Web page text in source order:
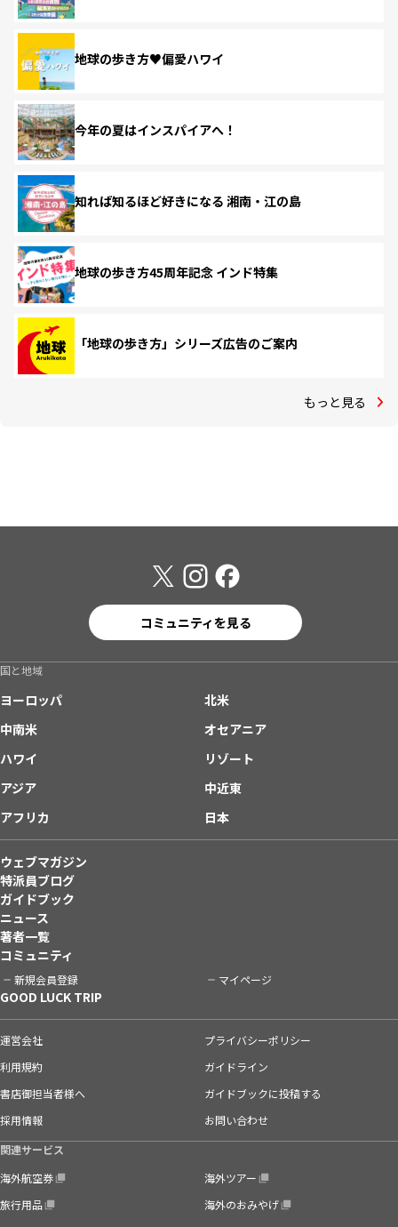
地球の歩き方♥偏愛ハワイ
今年の夏はインスパイアへ！
知れば知るほど好きになる 湘南・江の島
地球の歩き方45周年記念 インド特集
「地球の歩き方」シリーズ広告のご案内
もっと見る
コミュニティを見る
国と地域
ヨーロッパ
北米
中南米
オセアニア
ハワイ
リゾート
アジア
中近東
アフリカ
日本
ウェブマガジン
特派員ブログ
ガイドブック
ニュース
著者一覧
コミュニティ
新規会員登録 マイページ
GOOD LUCK TRIP
運営会社
プライバシーポリシー
利用規約
ガイドライン
書店御担当者様へ
ガイドブックに投稿する
採用情報
お問い合わせ
関連サービス
海外航空券
海外ツアー
旅行用品
海外のおみやげ